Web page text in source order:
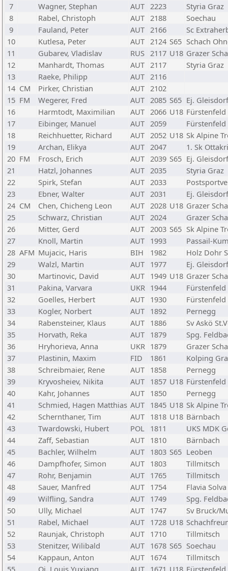
7
Wagner, Stephan AUT 2223
Styria Graz
8
Rabel, Christoph AUT 2188
Soechau
9
Fauland, Peter AUT 2166
Sc
10
Kutlesa, Peter AUT 2124 S65 Schach
11
Gubarev, Vladislav RUS 2117 U18 Grazer
12
Manhardt, Thomas AUT 2117
Styria Graz
13
Raeke, Philipp AUT 2116
14 CM Pirker, Christian AUT 2102
15 FM Wegerer, Fred AUT 2085 S65 Ej. Gleisdorf
16
Harmtodt, Maximilian AUT 2066 U18 Fürstenfeld
17
Eibinger, Manuel AUT 2059
Fürstenfeld
18
Reichhuetter, Richard AUT 2052 U18 Sk Alpine
19
Archan, Elikya AUT 2047
1. Sk
20 FM Frosch, Erich AUT 2039 S65 Ej. Gleisdorf
21
Hatzl, Johannes AUT 2035
Styria Graz
22
Spirk, Stefan AUT 2033
23
Ebner, Walter AUT 2031
Ej. Gleisdorf
24 CM Chen, Chicheng Leon AUT 2028 U18 Grazer
25
Schwarz, Christian AUT 2024
Grazer
26
Mitter, Gerd AUT 2003 S65 Sk Alpine
27
Knoll, Martin AUT 1993
Passail-
28 AFM Mujacic, Haris BIH 1982
Holz Dohr
29
Walzl, Martin AUT 1977
Ej. Gleisdorf
30
Martinovic, David AUT 1949 U18 Grazer
31
Pakina, Varvara UKR 1944
Fürstenfeld
32
Goelles, Herbert AUT 1930
Fürstenfeld
33
Kogler, Norbert AUT 1892
Pernegg
34
Rabensteiner, Klaus AUT 1886
Sv Askö
35
Horvath, Reka AUT 1879
Spg.
36
Hryhorieva, Anna UKR 1879
Grazer
37
Plastinin, Maxim FID 1861
Kolping
38
Schreibmaier, Rene AUT 1858
Pernegg
39
Kryvosheiev, Nikita AUT 1857 U18 Fürstenfeld
40
Kahr, Johannes AUT 1850
Pernegg
41
Schmied, Hagen Matthias AUT 1845 U18 Sk Alpine
42
Schernthaner, Tim AUT 1818 U18 Bärnbach
43
Twardowski, Hubert POL 1811
UKS MDK
44
Zaff, Sebastian AUT 1810
Bärnbach
45
Bachler, Wilhelm AUT 1803 S65 Leoben
46
Dampfhofer, Simon AUT 1803
Tillmitsch
47
Rohr, Benjamin AUT 1765
Tillmitsch
48
Sauer, Manfred AUT 1754
Flavia Solva
49
Wilfling, Sandra AUT 1749
Spg.
50
Ully, Michael AUT 1747
Sv Bruck/
51
Rabel, Michael AUT 1728 U18
52
Raunjak, Christoph AUT 1710
Tillmitsch
53
Stenitzer, Wilibald AUT 1678 S65 Soechau
54
Kappaun, Anton AUT 1674
Tillmitsch
55
Qi, Louis Yuxiang AUT 1671 U18 Fürstenfeld